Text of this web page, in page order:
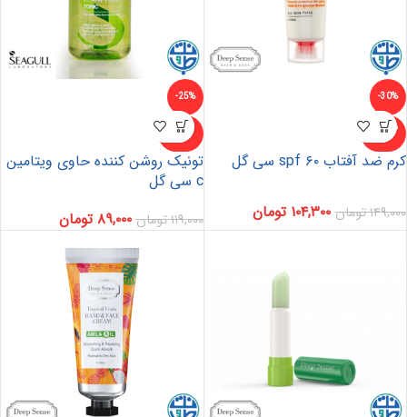
-30%
ناموجو
د
کرم ضد آفتاب ۶۰ spf سی گل
۱۴۹,۰۰۰تومان ۱۰۴,۳۰۰ تومان
-25%
ناموجو
د
تونیک روشن کننده حاوی ویتامین
c سی گل
۱۱۹,۰۰۰تومان ۸۹,۰۰۰ تومان